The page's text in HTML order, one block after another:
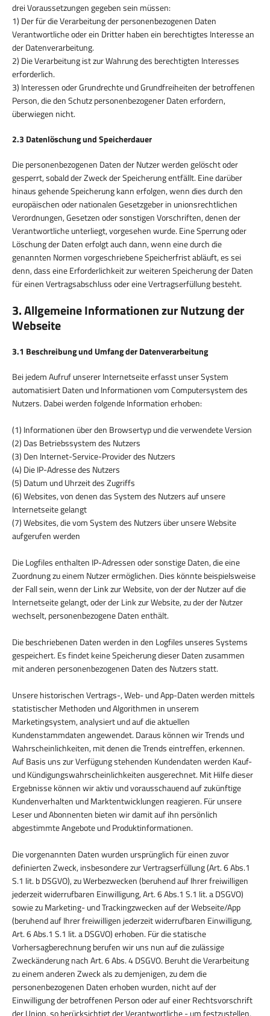
drei Voraussetzungen gegeben sein müssen:
1) Der für die Verarbeitung der personenbezogenen Daten
Verantwortliche oder ein Dritter haben ein berechtigtes Interesse an
der Datenverarbeitung.
2) Die Verarbeitung ist zur Wahrung des berechtigten Interesses
erforderlich.
3) Interessen oder Grundrechte und Grundfreiheiten der betroffenen
Person, die den Schutz personenbezogener Daten erfordern,
überwiegen nicht.
2.3 Datenlöschung und Speicherdauer
Die personenbezogenen Daten der Nutzer werden gelöscht oder
gesperrt, sobald der Zweck der Speicherung entfällt. Eine darüber
hinaus gehende Speicherung kann erfolgen, wenn dies durch den
europäischen oder nationalen Gesetzgeber in unionsrechtlichen
Verordnungen, Gesetzen oder sonstigen Vorschriften, denen der
Verantwortliche unterliegt, vorgesehen wurde. Eine Sperrung oder
Löschung der Daten erfolgt auch dann, wenn eine durch die
genannten Normen vorgeschriebene Speicherfrist abläuft, es sei
denn, dass eine Erforderlichkeit zur weiteren Speicherung der Daten
für einen Vertragsabschluss oder eine Vertragserfüllung besteht.
3. Allgemeine Informationen zur Nutzung der
Webseite
3.1 Beschreibung und Umfang der Datenverarbeitung
Bei jedem Aufruf unserer Internetseite erfasst unser System
automatisiert Daten und Informationen vom Computersystem des
Nutzers. Dabei werden folgende Information erhoben:
(1) Informationen über den Browsertyp und die verwendete Version
(2) Das Betriebssystem des Nutzers
(3) Den Internet-Service-Provider des Nutzers
(4) Die IP-Adresse des Nutzers
(5) Datum und Uhrzeit des Zugriffs
(6) Websites, von denen das System des Nutzers auf unsere
Internetseite gelangt
(7) Websites, die vom System des Nutzers über unsere Website
aufgerufen werden
Die Logfiles enthalten IP-Adressen oder sonstige Daten, die eine
Zuordnung zu einem Nutzer ermöglichen. Dies könnte beispielsweise
der Fall sein, wenn der Link zur Website, von der der Nutzer auf die
Internetseite gelangt, oder der Link zur Website, zu der der Nutzer
wechselt, personenbezogene Daten enthält.
Die beschriebenen Daten werden in den Logfiles unseres Systems
gespeichert. Es findet keine Speicherung dieser Daten zusammen
mit anderen personenbezogenen Daten des Nutzers statt.
Unsere historischen Vertrags-, Web- und App-Daten werden mittels
statistischer Methoden und Algorithmen in unserem
Marketingsystem, analysiert und auf die aktuellen
Kundenstammdaten angewendet. Daraus können wir Trends und
Wahrscheinlichkeiten, mit denen die Trends eintreffen, erkennen.
Auf Basis uns zur Verfügung stehenden Kundendaten werden Kauf-
und Kündigungswahrscheinlichkeiten ausgerechnet. Mit Hilfe dieser
Ergebnisse können wir aktiv und vorausschauend auf zukünftige
Kundenverhalten und Marktentwicklungen reagieren. Für unsere
Leser und Abonnenten bieten wir damit auf ihn persönlich
abgestimmte Angebote und Produktinformationen.
Die vorgenannten Daten wurden ursprünglich für einen zuvor
definierten Zweck, insbesondere zur Vertragserfüllung (Art. 6 Abs.1
S.1 lit. b DSGVO), zu Werbezwecken (beruhend auf Ihrer freiwilligen
jederzeit widerrufbaren Einwilligung, Art. 6 Abs.1 S.1 lit. a DSGVO)
sowie zu Marketing- und Trackingzwecken auf der Webseite/App
(beruhend auf Ihrer freiwilligen jederzeit widerrufbaren Einwilligung,
Art. 6 Abs.1 S.1 lit. a DSGVO) erhoben. Für die statische
Vorhersagberechnung berufen wir uns nun auf die zulässige
Zweckänderung nach Art. 6 Abs. 4 DSGVO. Beruht die Verarbeitung
zu einem anderen Zweck als zu demjenigen, zu dem die
personenbezogenen Daten erhoben wurden, nicht auf der
Einwilligung der betroffenen Person oder auf einer Rechtsvorschrift
der Union, so berücksichtigt der Verantwortliche - um festzustellen,